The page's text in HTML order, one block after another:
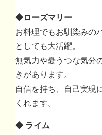
◆ローズマリー
お料理でもお馴染みの
としても大活躍。
無気力や憂うつな気分
きがあります。
自信を持ち、自己実現
くれます。
◆ ライム